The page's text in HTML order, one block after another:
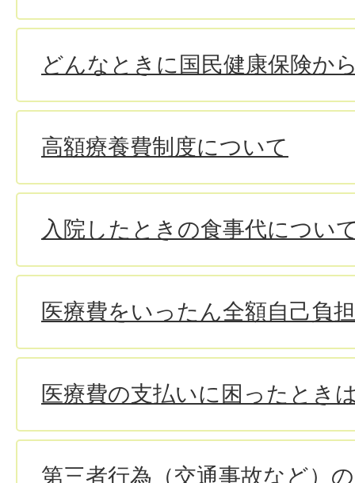
どんなときに国民健康保険か
高額療養費制度について
入院したときの食事代につい
医療費をいったん全額自己負
医療費の支払いに困ったとき
第三者行為（交通事故など）